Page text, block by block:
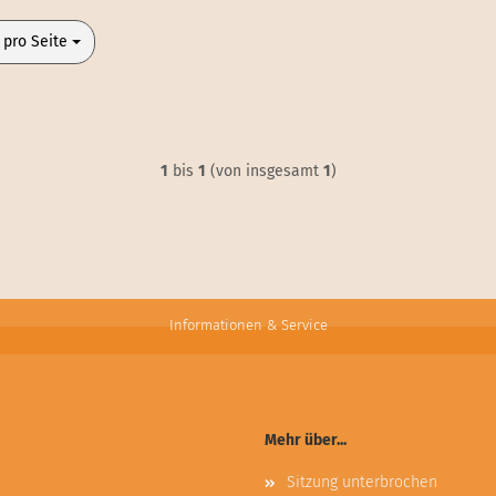
pro Seite
Seite
1 bis 1 (von insgesamt 1)
Informationen & Service
Mehr über...
Sitzung unterbrochen